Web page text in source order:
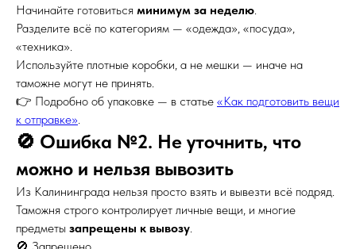
Начинайте готовиться минимум за неделю.
Разделите всё по категориям — «одежда», «посуда»,
«техника».
Используйте плотные коробки, а не мешки — иначе на
таможне могут не принять.
👉 Подробно об упаковке — в статье «Как подготовить вещи
к отправке».
🚫 Ошибка №2. Не уточнить, что
можно и нельзя вывозить
Из Калининграда нельзя просто взять и вывезти всё подряд.
Таможня строго контролирует личные вещи, и многие
предметы запрещены к вывозу.